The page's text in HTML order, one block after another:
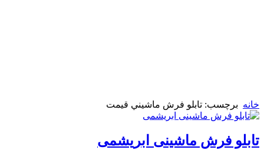
خانه برچسب: تابلو فرش ماشيني قيمت
تابلو فرش ماشینی ابریشمی